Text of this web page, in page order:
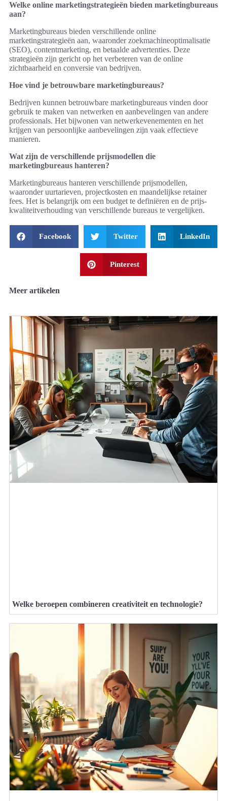
Welke online marketingstrategieën bieden marketingbureaus
aan?
Marketingbureaus bieden verschillende online
marketingstrategieën aan, waaronder zoekmachineoptimalisatie
(SEO), contentmarketing, en betaalde advertenties. Deze
strategieën zijn gericht op het verbeteren van de online
zichtbaarheid en conversie van bedrijven.
Hoe vind je betrouwbare marketingbureaus?
Bedrijven kunnen betrouwbare marketingbureaus vinden door
gebruik te maken van netwerken en aanbevelingen van andere
professionals. Het bijwonen van netwerkevenementen en het
krijgen van persoonlijke aanbevelingen zijn vaak effectieve
manieren.
Wat zijn de verschillende prijsmodellen die
marketingbureaus hanteren?
Marketingbureaus hanteren verschillende prijsmodellen,
waaronder uurtarieven, projectkosten en maandelijkse retainer
fees. Het is belangrijk om een budget te definiëren en de prijs-
kwaliteitverhouding van verschillende bureaus te vergelijken.
Facebook Twitter LinkedIn
Pinterest
Meer artikelen
Welke beroepen combineren creativiteit en technologie?